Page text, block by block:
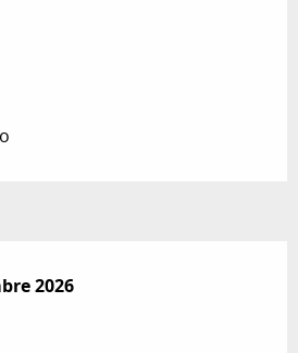
al30 settembre 2026
2026